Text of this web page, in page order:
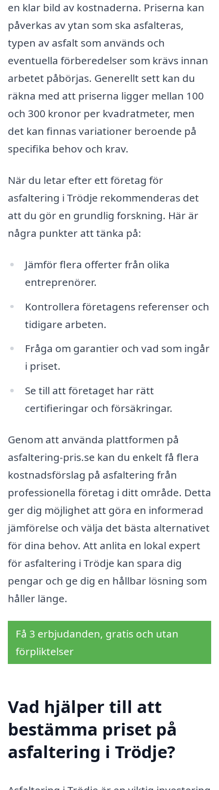
en klar bild av kostnaderna. Priserna kan
påverkas av ytan som ska asfalteras,
typen av asfalt som används och
eventuella förberedelser som krävs innan
arbetet påbörjas. Generellt sett kan du
räkna med att priserna ligger mellan 100
och 300 kronor per kvadratmeter, men
det kan finnas variationer beroende på
specifika behov och krav.
När du letar efter ett företag för
asfaltering i Trödje rekommenderas det
att du gör en grundlig forskning. Här är
några punkter att tänka på:
Jämför flera offerter från olika
entreprenörer.
Kontrollera företagens referenser och
tidigare arbeten.
Fråga om garantier och vad som ingår
i priset.
Se till att företaget har rätt
certifieringar och försäkringar.
Genom att använda plattformen på
asfaltering-pris.se kan du enkelt få flera
kostnadsförslag på asfaltering från
professionella företag i ditt område. Detta
ger dig möjlighet att göra en informerad
jämförelse och välja det bästa alternativet
för dina behov. Att anlita en lokal expert
för asfaltering i Trödje kan spara dig
pengar och ge dig en hållbar lösning som
håller länge.
Få 3 erbjudanden, gratis och utan
förpliktelser
Vad hjälper till att
bestämma priset på
asfaltering i Trödje?